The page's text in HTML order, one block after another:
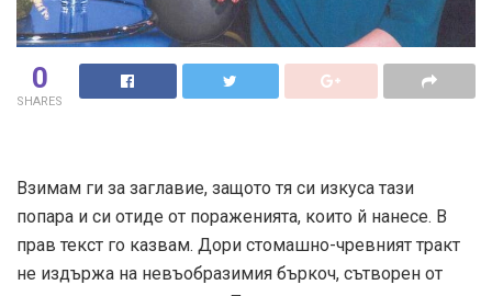
0
SHARES
Взимам ги за заглавие, защото тя си изкуса тази
попара и си отиде от пораженията, които й нанесе. В
прав текст го казвам. Дори стомашно-чревният тракт
не издържа на невъобразимия бъркоч, сътворен от